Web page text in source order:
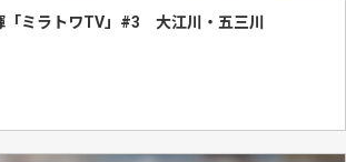
「ミラトワTV」#3 大江川・五三川